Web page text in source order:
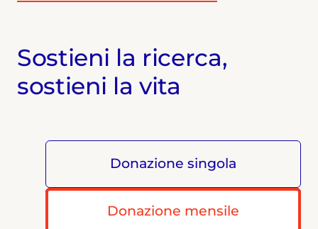
Sostieni la ricerca,
sostieni la vita
Donazione singola
Donazione mensile